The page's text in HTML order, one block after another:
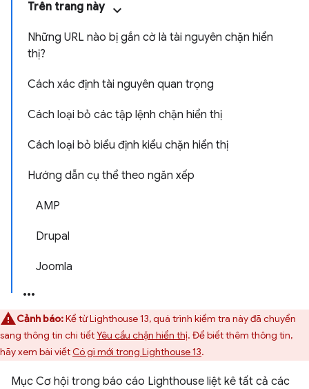
Trên trang này
Những URL nào bị gắn cờ là tài nguyên chặn hiển
thị?
Cách xác định tài nguyên quan trọng
Cách loại bỏ các tập lệnh chặn hiển thị
Cách loại bỏ biểu định kiểu chặn hiển thị
Hướng dẫn cụ thể theo ngăn xếp
AMP
Drupal
Joomla
Cảnh báo:Kể từ Lighthouse 13, quá trình kiểm tra này đã chuyển
sang thông tin chi tiếtYêu cầu chặn hiển thị. Để biết thêm thông tin,
hãy xem bài viếtCó gì mới trong Lighthouse 13.
Mục Cơ hội trong báo cáo Lighthouse liệt kê tất cả các